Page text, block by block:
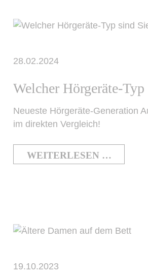
28.02.2024
Welcher Hörgeräte-
Neueste Hörgeräte-Generation
im direkten Vergleich!
WEITERLESEN …
19.10.2023